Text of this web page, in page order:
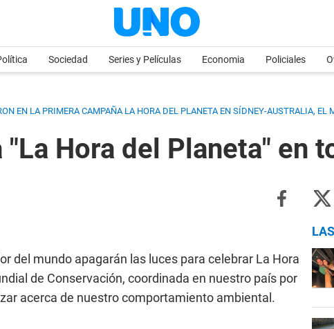
Sociedad Series y Películas Economia Policiales
EN LA PRIMERA CAMPAÑA LA HORA DEL PLANETA EN SÍDNEY-AUSTRALIA,
Hora del Planeta" en
del mundo apagarán las luces para celebrar La Hora
de Conservación, coordinada en nuestro país por
acerca de nuestro comportamiento ambiental.